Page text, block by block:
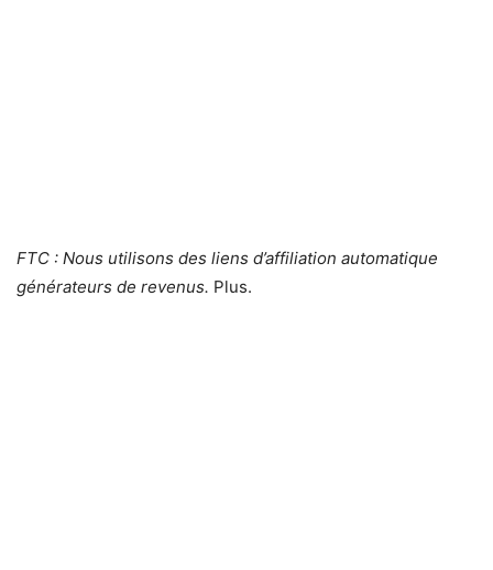
FTC : Nous utilisons des liens d’affiliation automatique
générateurs de revenus. Plus.